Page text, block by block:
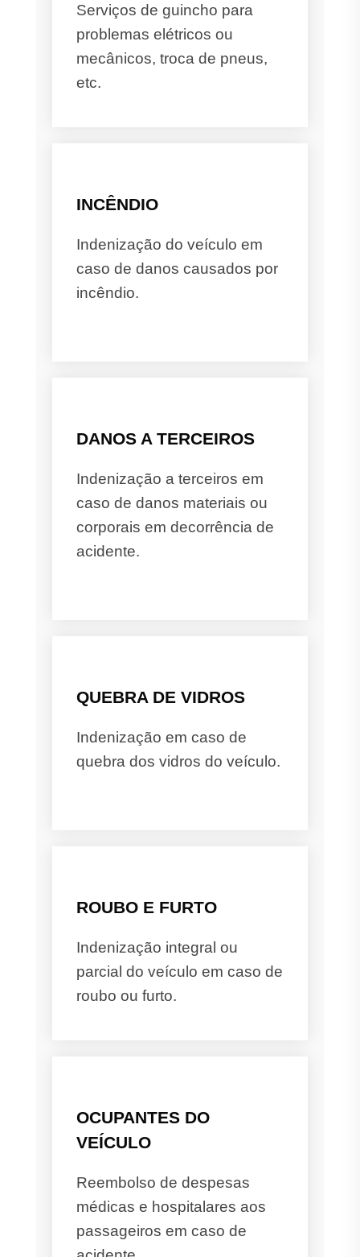
Serviços de guincho para
problemas elétricos ou
mecânicos, troca de pneus,
etc.
INCÊNDIO
Indenização do veículo em
caso de danos causados por
incêndio.
DANOS A TERCEIROS
Indenização a terceiros em
caso de danos materiais ou
corporais em decorrência de
acidente.
QUEBRA DE VIDROS
Indenização em caso de
quebra dos vidros do veículo.
ROUBO E FURTO
Indenização integral ou
parcial do veículo em caso de
roubo ou furto.
OCUPANTES DO
VEÍCULO
Reembolso de despesas
médicas e hospitalares aos
passageiros em caso de